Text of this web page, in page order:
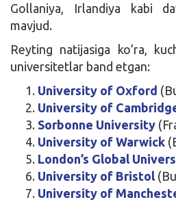
Gollaniya, Irlandiya kabi
mavjud.
Reyting natijasiga ko’ra,
universitetlar band etgan:
University of Oxford
University of
Sorbonne University
University of Warwick
London’s Global
University of Bristol
University of